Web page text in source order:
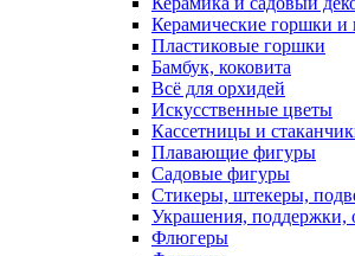
Керамические горшки и
Пластиковые горшки
Бамбук, коковита
Всё для орхидей
Искусственные цветы
Кассетницы и
Плавающие фигуры
Садовые фигуры
Стикеры, штекеры,
Украшения, поддержки,
Флюгеры